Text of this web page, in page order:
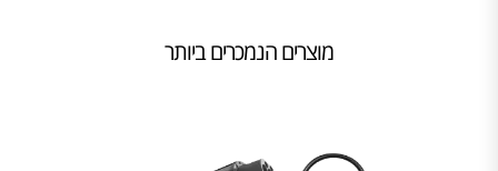
מוצרים הנמכרים ביותר